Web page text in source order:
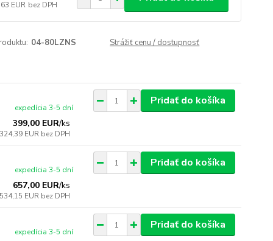
EUR bez DPH
04-80LZNS Strážiť cenu / dostupnosť
399,00 EUR/ks
324,39 EUR bez DPH
expedícia 3-5 dní
Pridať do košíka
657,00 EUR/ks
534,15 EUR bez DPH
expedícia 3-5 dní
Pridať do košíka
expedícia 3-5 dní
Pridať do košíka